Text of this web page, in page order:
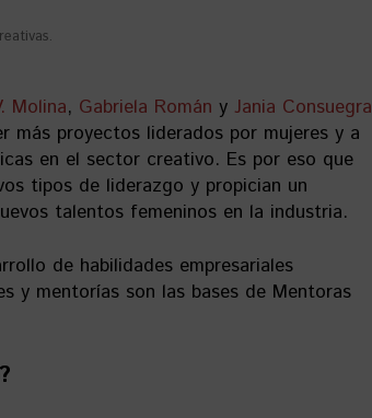
Molina, Gabriela Román y Jania Consuegra
más proyectos liderados por mujeres y a
en el sector creativo. Es por eso que
tipos de liderazgo y propician un
talentos femeninos en la industria.
de habilidades empresariales
y mentorías son las bases de Mentoras